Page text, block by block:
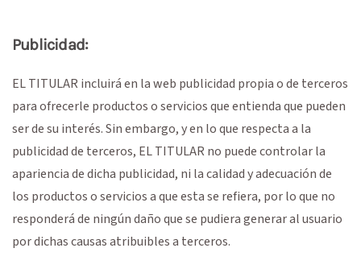
Publicidad:
EL TITULAR incluirá en la web publicidad propia o de terceros
para ofrecerle productos o servicios que entienda que pueden
ser de su interés. Sin embargo, y en lo que respecta a la
publicidad de terceros, EL TITULAR no puede controlar la
apariencia de dicha publicidad, ni la calidad y adecuación de
los productos o servicios a que esta se refiera, por lo que no
responderá de ningún daño que se pudiera generar al usuario
por dichas causas atribuibles a terceros.